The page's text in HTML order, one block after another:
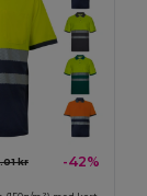
kr -42%